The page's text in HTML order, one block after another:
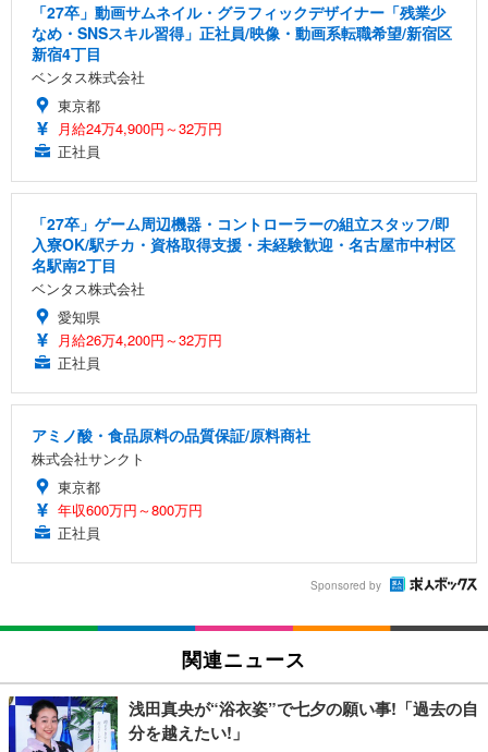
「27卒」動画サムネイル・グラフィックデザイナー「残業少
なめ・SNSスキル習得」正社員/映像・動画系転職希望/新宿区
新宿4丁目
ベンタス株式会社
東京都
月給24万4,900円～32万円
正社員
「27卒」ゲーム周辺機器・コントローラーの組立スタッフ/即
入寮OK/駅チカ・資格取得支援・未経験歓迎・名古屋市中村区
名駅南2丁目
ベンタス株式会社
愛知県
月給26万4,200円～32万円
正社員
アミノ酸・食品原料の品質保証/原料商社
株式会社サンクト
東京都
年収600万円～800万円
正社員
Sponsored by
関連ニュース
浅田真央が“浴衣姿”で七夕の願い事!「過去の自
分を越えたい!」